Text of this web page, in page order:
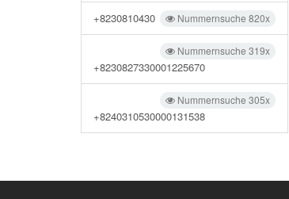
Nummernsuche 820x
+8230810430
Nummernsuche 319x
+8230827330001225670
Nummernsuche 305x
+8240310530000131538